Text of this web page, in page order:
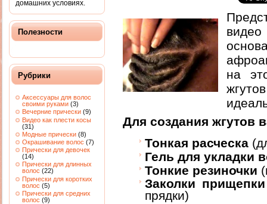
домашних условиях.
Полезности
Рубрики
Аксессуары для волос
своими руками (3)
Вечерние прически (9)
Видео как плести косы
(31)
Модные прически (8)
Окрашивание волос (7)
Прически для девочек
(14)
Прически для длинных
волос (22)
Прически для коротких
волос (5)
Прически для средних
волос (9)
на
Для создания жгутов
Тонкая расческа
Гель для укладки
Тонкие резиночки
Заколки прищепки
прядки)